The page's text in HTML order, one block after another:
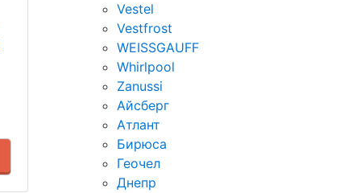
Vestel
Vestfrost
WEISSGAUFF
Whirlpool
Zanussi
Айсберг
Атлант
Бирюса
Геочел
Днепр